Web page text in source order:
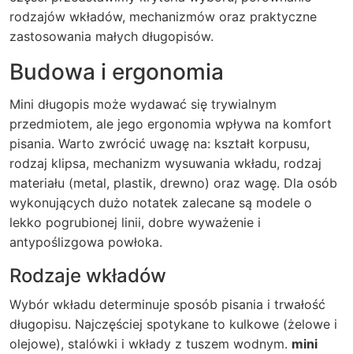
rodzajów wkładów, mechanizmów oraz praktyczne
zastosowania małych długopisów.
Budowa i ergonomia
Mini długopis może wydawać się trywialnym
przedmiotem, ale jego ergonomia wpływa na komfort
pisania. Warto zwrócić uwagę na: kształt korpusu,
rodzaj klipsa, mechanizm wysuwania wkładu, rodzaj
materiału (metal, plastik, drewno) oraz wagę. Dla osób
wykonujących dużo notatek zalecane są modele o
lekko pogrubionej linii, dobre wyważenie i
antypoślizgowa powłoka.
Rodzaje wkładów
Wybór wkładu determinuje sposób pisania i trwałość
długopisu. Najczęściej spotykane to kulkowe (żelowe i
olejowe), stalówki i wkłady z tuszem wodnym. mini